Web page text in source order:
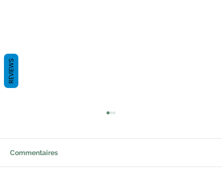
Commentaires
REVIEWS